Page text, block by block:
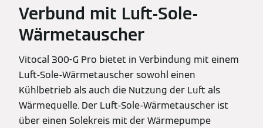
Verbund mit Luft-Sole-
Wärmetauscher
Vitocal 300-G Pro bietet in Verbindung mit einem
Luft-Sole-Wärmetauscher sowohl einen
Kühlbetrieb als auch die Nutzung der Luft als
Wärmequelle. Der Luft-Sole-Wärmetauscher ist
über einen Solekreis mit der Wärmepumpe